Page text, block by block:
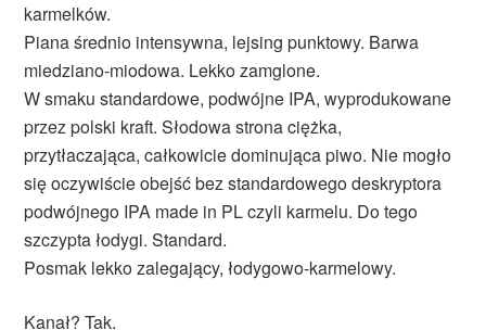
karmelków.
Piana średnio intensywna, lejsing punktowy. Barwa
miedziano-miodowa. Lekko zamglone.
W smaku standardowe, podwójne IPA, wyprodukowane
przez polski kraft. Słodowa strona ciężka,
przytłaczająca, całkowicie dominująca piwo. Nie mogło
się oczywiście obejść bez standardowego deskryptora
podwójnego IPA made in PL czyli karmelu. Do tego
szczypta łodygi. Standard.
Posmak lekko zalegający, łodygowo-karmelowy.
Kanał? Tak.